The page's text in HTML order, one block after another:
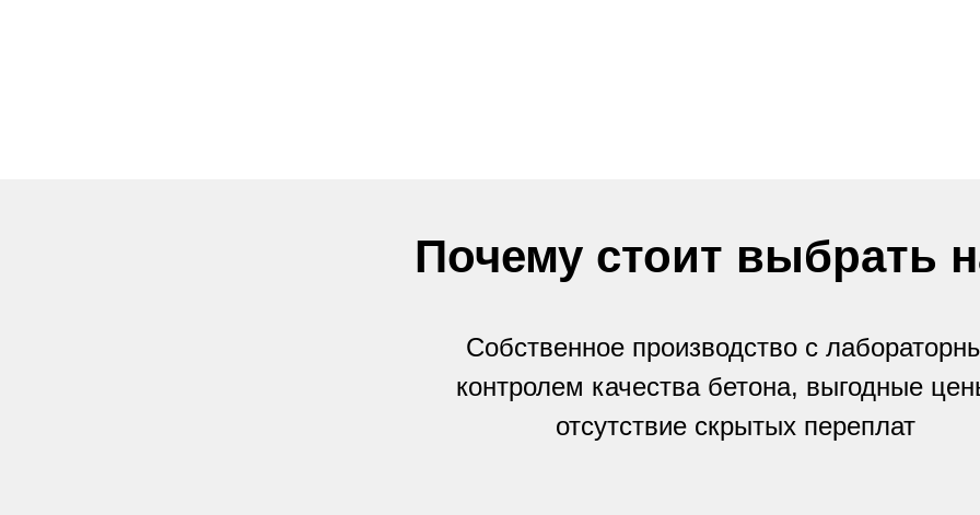
Почему стоит выбрать
Собственное производство с
контролем качества бетона, выгодные
отсутствие скрытых переплат